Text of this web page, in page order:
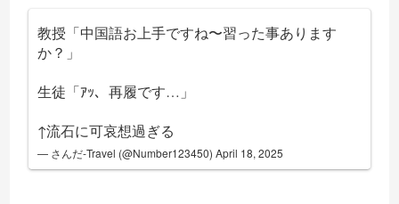
教授「中国語お上手ですね〜習った事あります
か？」
生徒「ｱｯ、再履です…」
↑流石に可哀想過ぎる
— さんだ-Travel (@Number123450)April 18, 2025